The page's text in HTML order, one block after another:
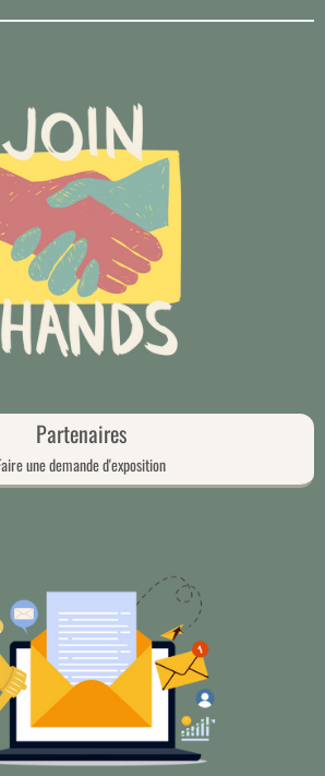
Partenaires
une demande d'exposition